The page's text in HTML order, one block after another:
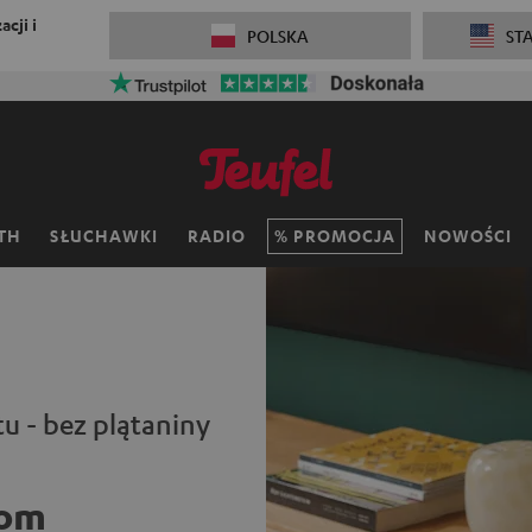
i
POLSKA
SŁUCHAWKI RADIO PROMOCJA NOWOŚCI
- bez plątaniny